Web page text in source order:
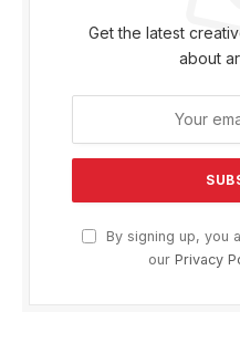
Get the latest
about
By signing up, you
our Privacy